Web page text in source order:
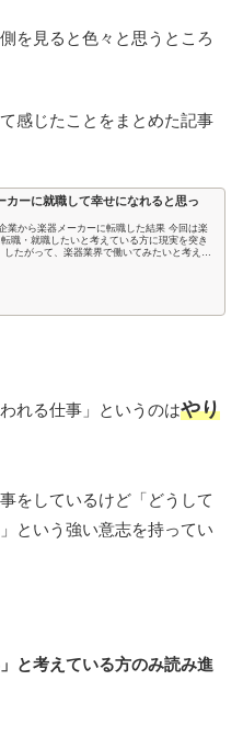
を見ると色々と思うところ
感じたことをまとめた記事
カーに就職して幸せになれると思っ
業から楽器メーカーに転職した結果 今回は楽
職・就職したいと考えている方に現実を突き
したがって、楽器業界で働いてみたいと考えて
れる仕事」というのはやり
をしているけど「どうして
という強い意志を持ってい
と考えている方のみ読み進